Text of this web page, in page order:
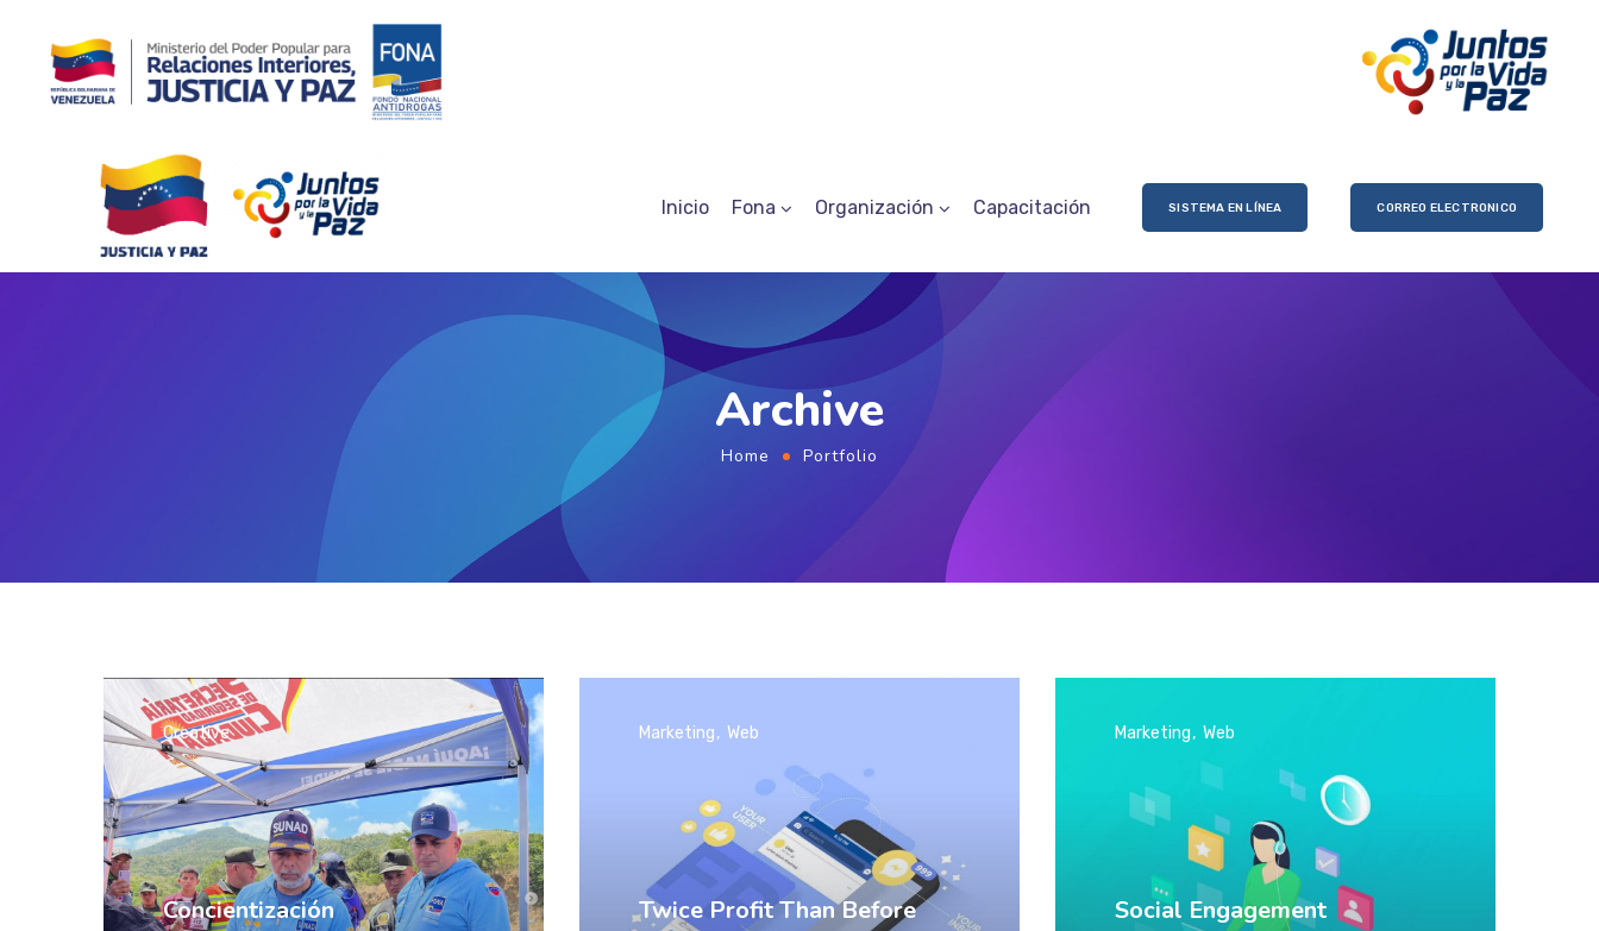
Inicio Fona Organización Capacitación SISTEMA EN LÍNEA CORREO ELECTRONICO
Archive
Home Portfolio
Concientización
Creative
Twice Profit Than Before
Marketing Web
Social Engagement
Marketing Web